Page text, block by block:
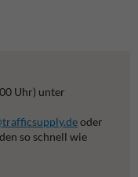
Uhr) unter
oder
so schnell wie